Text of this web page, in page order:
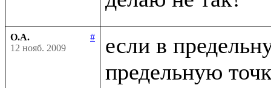
О.А.
#
12 нояб. 2009
если в
предельную